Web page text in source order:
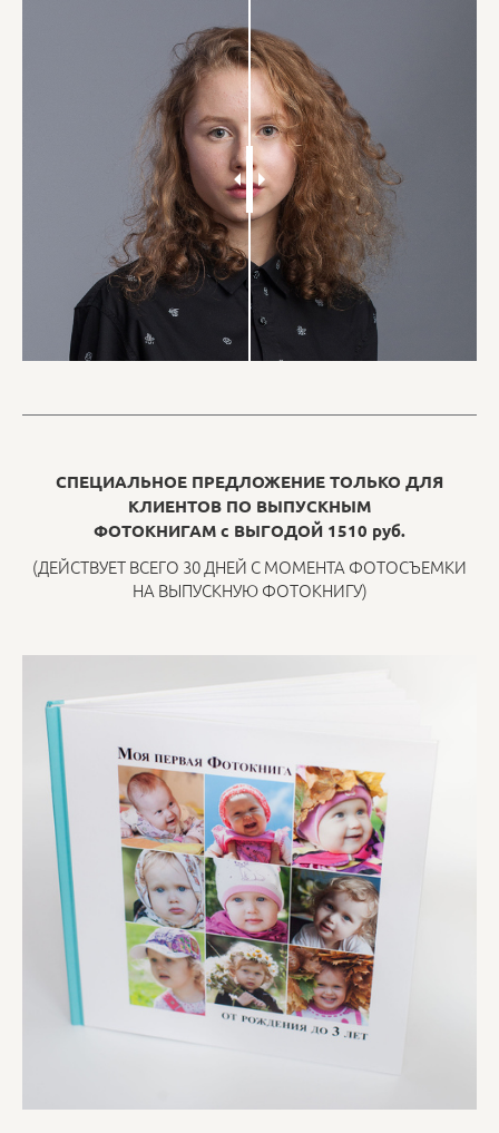
СПЕЦИАЛЬНОЕ ПРЕДЛОЖЕНИЕ ТОЛЬКО ДЛЯ
КЛИЕНТОВ ПО ВЫПУСКНЫМ
ФОТОКНИГАМ с ВЫГОДОЙ 1510 руб.
(ДЕЙСТВУЕТ ВСЕГО 30 ДНЕЙ С МОМЕНТА ФОТОСЪЕМКИ
НА ВЫПУСКНУЮ ФОТОКНИГУ)